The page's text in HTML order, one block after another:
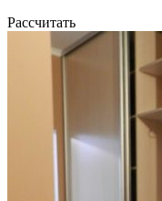
Рассчитать